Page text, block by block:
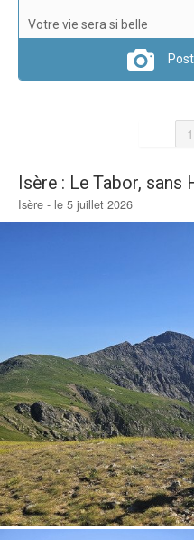
Membres
Votre vie sera si belle
1
Isère : Le Tabor, sans
Isère - le 5 juillet 2026